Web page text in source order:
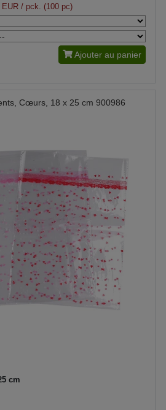
EUR / pck. (100 pc)
Ajouter au panier
Cœurs, 18 x 25 cm 900986
cm